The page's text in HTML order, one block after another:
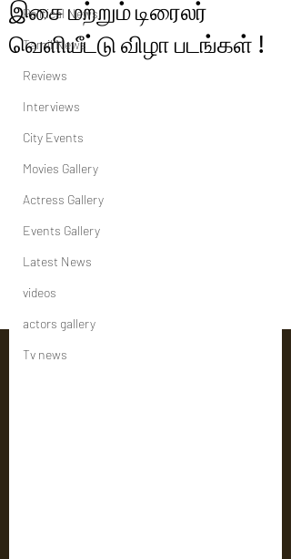
Political News
Tamil News
Reviews
Interviews
City Events
Movies Gallery
Actress Gallery
Events Gallery
Latest News
videos
actors gallery
Tv news
இசை மற்றும் டிரைலர்
வெளியீட்டு விழா படங்கள் !